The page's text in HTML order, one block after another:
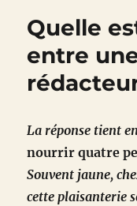
du
juin
2026
Quelle
entre
La réponse tient
nourrir quatre
Souvent jaune,
cette plaisanterie